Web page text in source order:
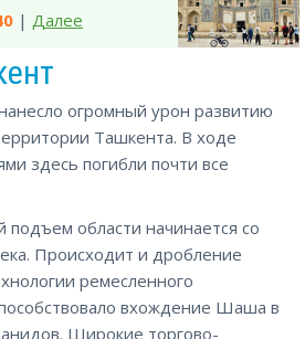
| Далее
огромный урон развитию
Ташкента. В ходе
здесь погибли почти все
области начинается со
Происходит и дробление
ремесленного
вхождение Шаша в
Широкие торгово-